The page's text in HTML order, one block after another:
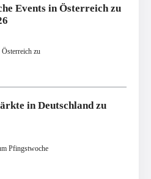
Events in Österreich zu
zu
in Deutschland zu
Pfingstwoche